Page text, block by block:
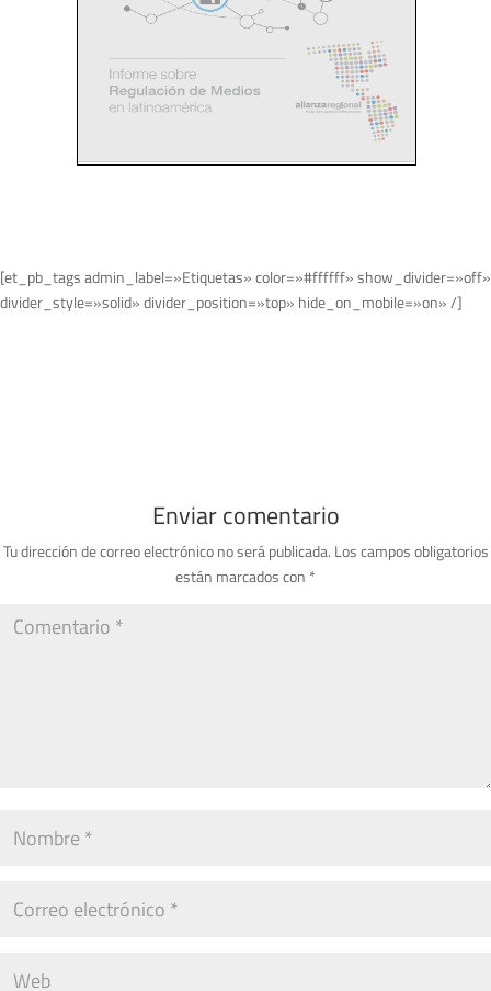
[et_pb_tags admin_label=»Etiquetas» color=»#ffffff» show_divider=»off»
divider_style=»solid» divider_position=»top» hide_on_mobile=»on» /]
Enviar comentario
Tu dirección de correo electrónico no será publicada. Los campos obligatorios
están marcados con *